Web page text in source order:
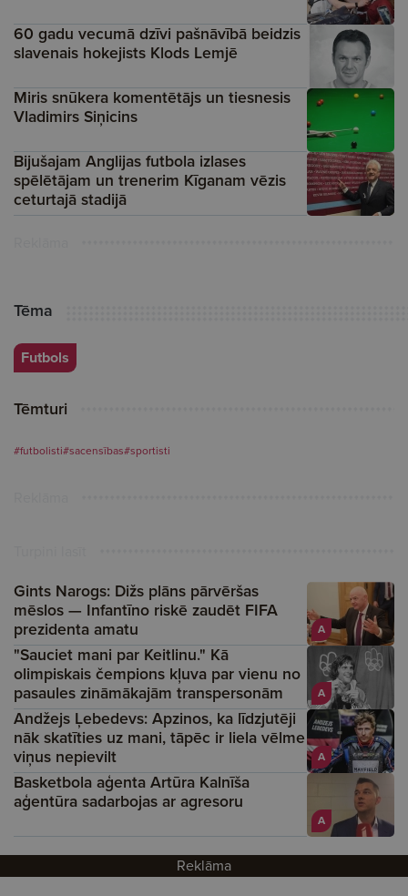
60 gadu vecumā dzīvi pašnāvībā beidzis
slavenais hokejists Klods Lemjē
Miris snūkera komentētājs un tiesnesis
Vladimirs Siņicins
Bijušajam Anglijas futbola izlases
spēlētājam un trenerim Kīganam vēzis
ceturtajā stadijā
Tēma
Futbols
Tēmturi
#futbolisti#sacensības#sportisti
A
Gints Narogs: Dižs plāns pārvēršas
mēslos — Infantīno riskē zaudēt FIFA
prezidenta amatu
A
"Sauciet mani par Keitlinu." Kā
olimpiskais čempions kļuva par vienu no
pasaules zināmākajām transpersonām
A
Andžejs Ļebedevs: Apzinos, ka līdzjutēji
nāk skatīties uz mani, tāpēc ir liela vēlme
viņus nepievilt
A
Basketbola aģenta Artūra Kalnīša
aģentūra sadarbojas ar agresoru
Reklāma